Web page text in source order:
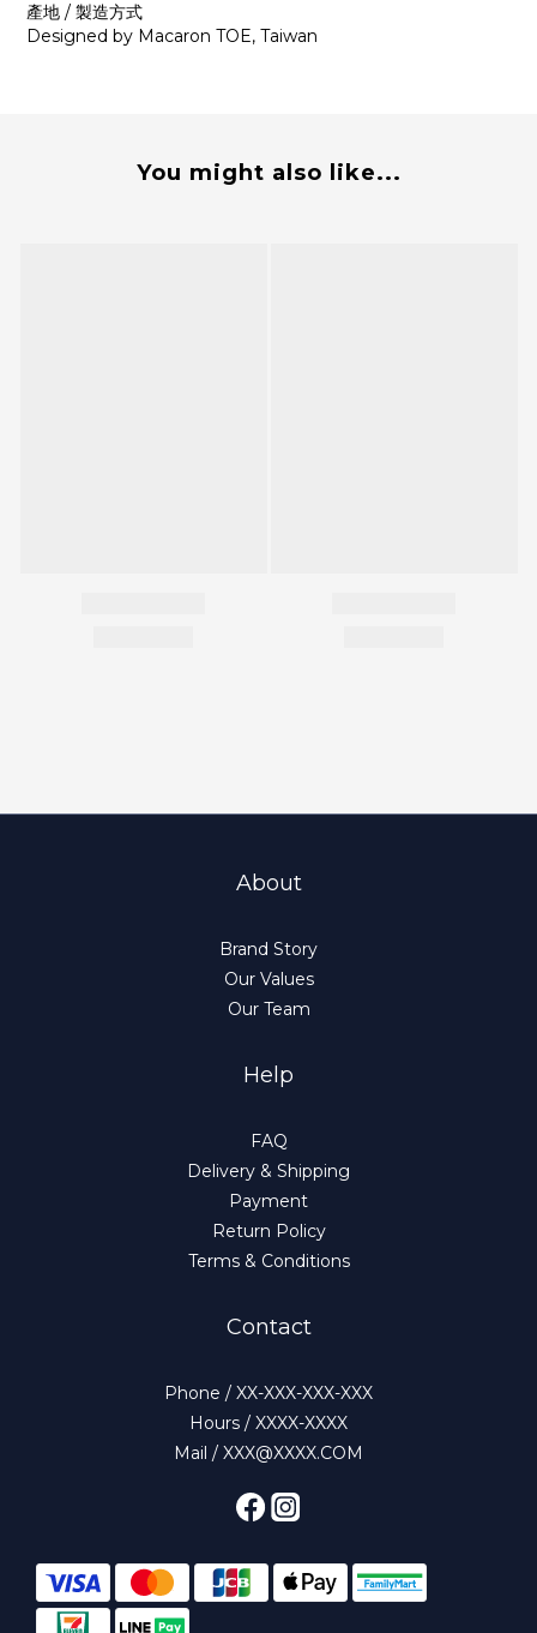
產地 / 製造方式
Designed by Macaron TOE, Taiwan
You might also like...
About
Brand Story
Our Values
Our Team
Help
FAQ
Delivery & Shipping
Payment
Return Policy
Terms & Conditions
Contact
Phone / XX-XXX-XXX-XXX
Hours / XXXX-XXXX
Mail / XXX@XXXX.COM